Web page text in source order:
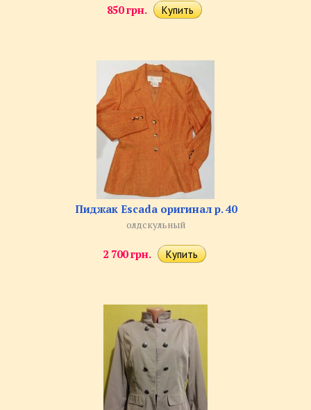
850 грн.
Пиджак Escada оригинал р. 40
олдскульный
2 700 грн.